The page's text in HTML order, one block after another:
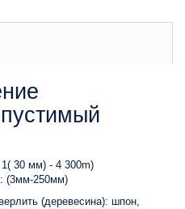
30 мм) - 4 300m)
(3мм-250мм)
(деревесина): шпон,